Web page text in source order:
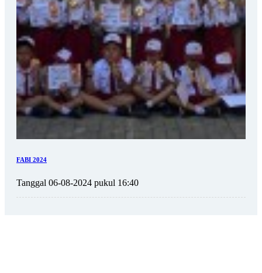
FABI 2024
Tanggal 06-08-2024 pukul 16:40